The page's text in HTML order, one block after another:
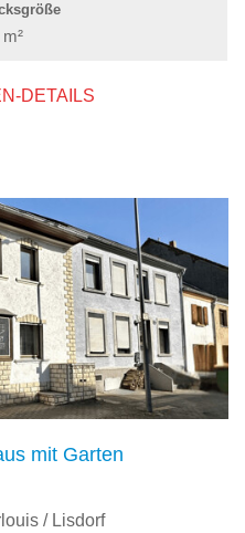
DETAILS
mit Garten
/ Lisdorf